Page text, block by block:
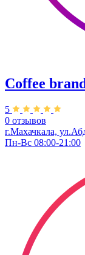
Coffee
5
0 отзывов
г.Махачкала,
Пн-Вс 08:00-21:00